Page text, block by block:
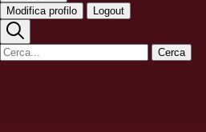
Modifica profilo Logout
Cerca